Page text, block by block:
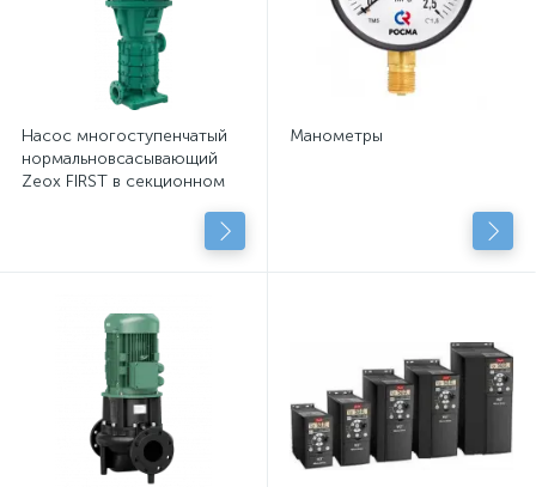
Насос многоступенчатый
нормальновсасывающий
Zeox FIRST в секционном
Манометры